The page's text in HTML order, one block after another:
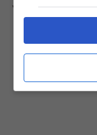
vostre ricette.